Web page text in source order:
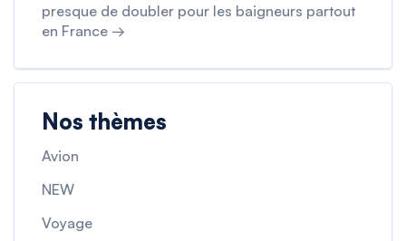
presque de doubler pour les baigneurs partout
en France →
Nos thèmes
Avion
NEW
Voyage